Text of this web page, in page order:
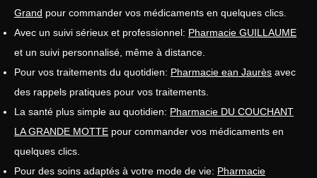
Grand pour commander vos médicaments en quelques clics.
Avec un suivi sérieux et professionnel: Pharmacie GUILLAUME
et un suivi personnalisé, même à distance.
Pour vos traitements du quotidien: Pharmacie ean Jaurès avec
des rappels pratiques pour vos traitements.
La santé plus simple au quotidien: Pharmacie DU COUCHANT
LA GRANDE MOTTE pour commander vos médicaments en
quelques clics.
Pour des soins adaptés à votre mode de vie: Pharmacie